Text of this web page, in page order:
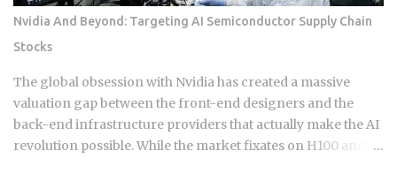
account can narrow that mix. Your debt-to-income ratio
improves, though DTI itself isn't a factor in credit scoring.
Lenders use it to judge loan affordability, and a ratio near
36% or less generally reads as favorable to them. A shorter
credit file feels an early closure more than...
Nvidia And Beyond: Targeting AI Semiconductor Supply Chain
Stocks
The global obsession with Nvidia has created a massive
valuation gap between the front-end designers and the
back-end infrastructure providers that actually make the AI
revolution possible. While the market fixates on H100 and